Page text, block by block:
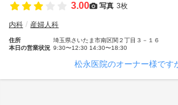
3.00 写真 3枚
内科 産婦人科
住所
埼玉県さいたま市南区関２丁目３－１６
本日の営業状況 9:30〜12:30 14:30〜18:30
松永医院のオーナー様です